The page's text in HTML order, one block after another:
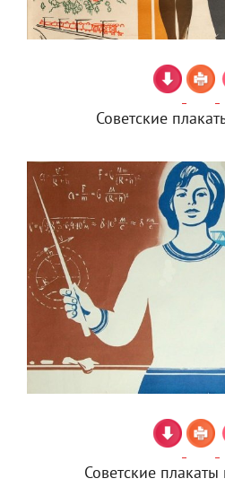
Советские
Советские